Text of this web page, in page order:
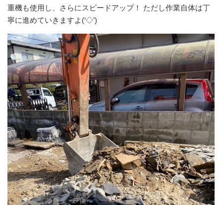
重機も使用し、さらにスピードアップ！ ただし作業自体は丁
寧に進めていきますよ(‘◇’)ゞ